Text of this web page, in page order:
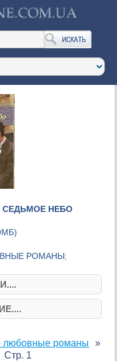
СЕДЬМОЕ НЕБО
)
РОМАНЫ;
любовные романы
Стр. 1